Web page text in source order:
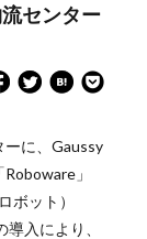
センター
に、Gaussy
」
ボット）
入により、